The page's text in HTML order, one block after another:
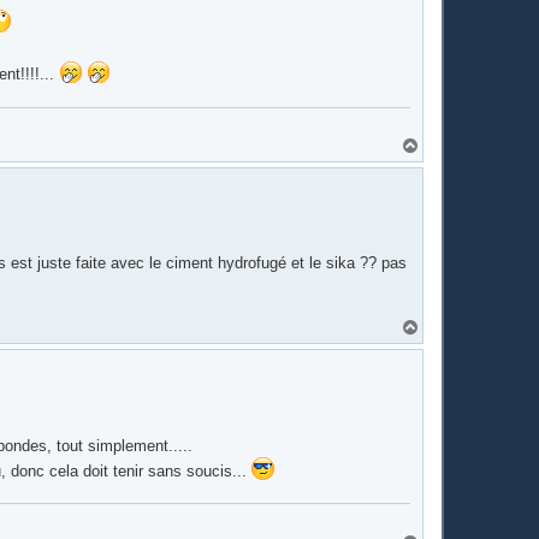
a
est juste faite avec le ciment hydrofugé et le sika ?? pas
a
tout simplement.....
donc cela doit tenir sans soucis...